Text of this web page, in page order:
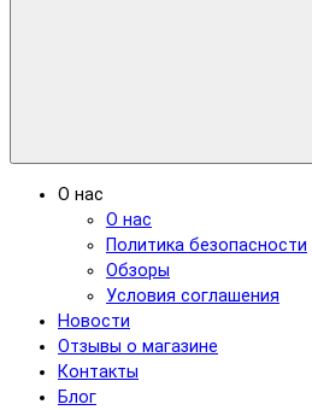
О нас
О нас
Политика безопасности
Обзоры
Условия соглашения
Новости
Отзывы о магазине
Контакты
Блог